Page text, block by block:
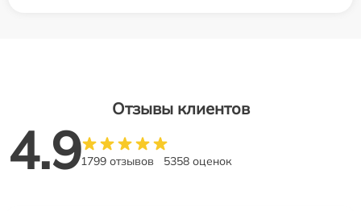
Отзывы клиентов
4.91799 отзывов 5358 оценок